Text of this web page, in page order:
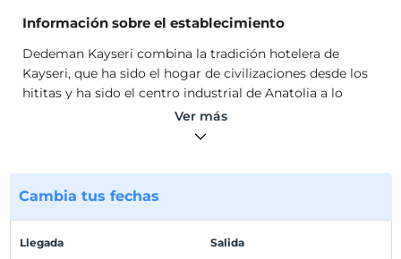
Información sobre el establecimiento
Dedeman Kayseri combina la tradición hotelera de
Kayseri, que ha sido el hogar de civilizaciones desde los
hititas y ha sido el centro industrial de Anatolia a lo
largo de la historia, con un diseño moderno y el
impecable servicio del . Ya sea que visite la ciudad por
ver las maravillas de la naturaleza, las habitaciones del
Dedeman Kayseri, diseñadas pensando en todas sus
Kayseri, que ha sido el hogar de civilizaciones desde los
Ver más
Cambia tus fechas
Llegada Salida